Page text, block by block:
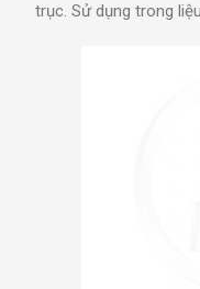
trục. Sử dụng trong